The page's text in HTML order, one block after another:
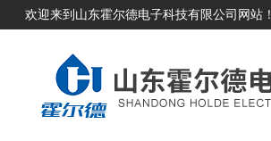
欢迎来到山东霍尔德电子科技有限公司网站！